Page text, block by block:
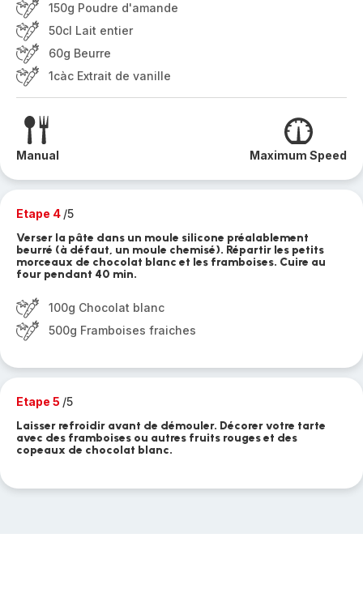
150g Poudre d'amande
50cl Lait entier
60g Beurre
1càc Extrait de vanille
Manual Maximum Speed
Etape 4 /5
Verser la pâte dans un moule silicone préalablement
beurré (à défaut, un moule chemisé). Répartir les petits
morceaux de chocolat blanc et les framboises. Cuire au
four pendant 40 min.
100g Chocolat blanc
500g Framboises fraiches
Etape 5 /5
Laisser refroidir avant de démouler. Décorer votre tarte
avec des framboises ou autres fruits rouges et des
copeaux de chocolat blanc.